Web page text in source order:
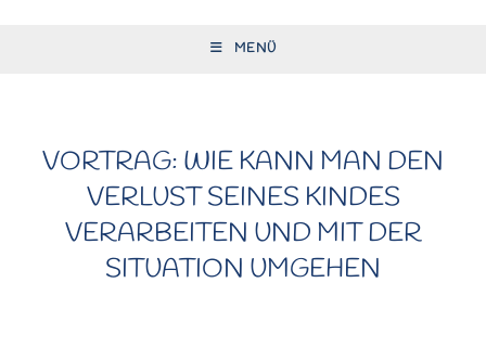
MENÜ
VORTRAG: WIE KANN MAN DEN
VERLUST SEINES KINDES
VERARBEITEN UND MIT DER
SITUATION UMGEHEN